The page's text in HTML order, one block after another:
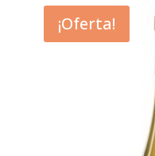
¡Oferta!